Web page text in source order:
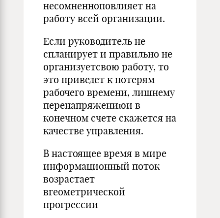
несомненноповлияет на
работу всей организации.
Если руководитель не
спланирует и правильно не
организуетсвою работу, то
это приведет к потерям
рабочего времени, лишнему
перенапряжениюи в
конечном счете скажется на
качестве управления.
В настоящее время в мире
информационный поток
возрастает
вгеометрической
прогрессии